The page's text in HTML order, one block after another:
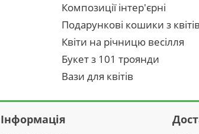
Композиції інтер'єрні
Подарункові кошики з квітів
Квіти на річницю весілля
Букет з 101 троянди
Вази для квітів
Інформація